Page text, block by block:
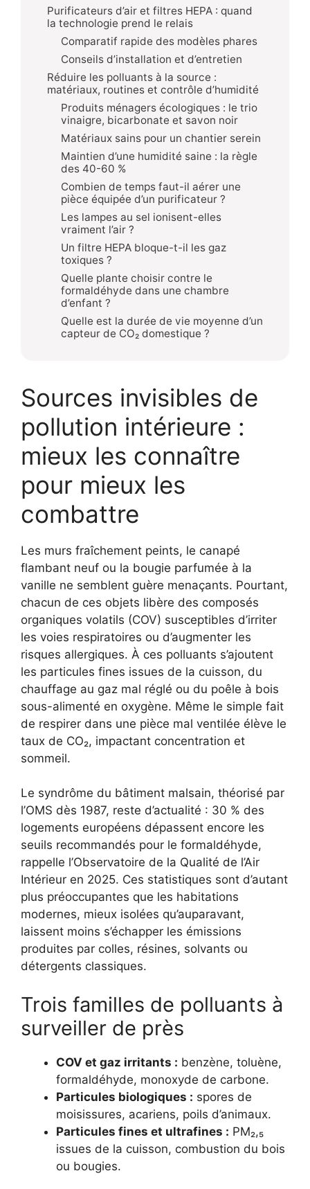
Purificateurs d’air et filtres HEPA : quand
la technologie prend le relais
Comparatif rapide des modèles phares
Conseils d’installation et d’entretien
Réduire les polluants à la source :
matériaux, routines et contrôle d’humidité
Produits ménagers écologiques : le trio
vinaigre, bicarbonate et savon noir
Matériaux sains pour un chantier serein
Maintien d’une humidité saine : la règle
des 40-60 %
Combien de temps faut-il aérer une
pièce équipée d’un purificateur ?
Les lampes au sel ionisent-elles
vraiment l’air ?
Un filtre HEPA bloque-t-il les gaz
toxiques ?
Quelle plante choisir contre le
formaldéhyde dans une chambre
d’enfant ?
Quelle est la durée de vie moyenne d’un
capteur de CO₂ domestique ?
Sources invisibles de
pollution intérieure :
mieux les connaître
pour mieux les
combattre
Les murs fraîchement peints, le canapé
flambant neuf ou la bougie parfumée à la
vanille ne semblent guère menaçants. Pourtant,
chacun de ces objets libère des composés
organiques volatils (COV) susceptibles d’irriter
les voies respiratoires ou d’augmenter les
risques allergiques. À ces polluants s’ajoutent
les particules fines issues de la cuisson, du
chauffage au gaz mal réglé ou du poêle à bois
sous-alimenté en oxygène. Même le simple fait
de respirer dans une pièce mal ventilée élève le
taux de CO₂, impactant concentration et
sommeil.
Le syndrôme du bâtiment malsain, théorisé par
l’OMS dès 1987, reste d’actualité : 30 % des
logements européens dépassent encore les
seuils recommandés pour le formaldéhyde,
rappelle l’Observatoire de la Qualité de l’Air
Intérieur en 2025. Ces statistiques sont d’autant
plus préoccupantes que les habitations
modernes, mieux isolées qu’auparavant,
laissent moins s’échapper les émissions
produites par colles, résines, solvants ou
détergents classiques.
Trois familles de polluants à
surveiller de près
COV et gaz irritants : benzène, toluène,
formaldéhyde, monoxyde de carbone.
Particules biologiques : spores de
moisissures, acariens, poils d’animaux.
Particules fines et ultrafines : PM₂,₅
issues de la cuisson, combustion du bois
ou bougies.